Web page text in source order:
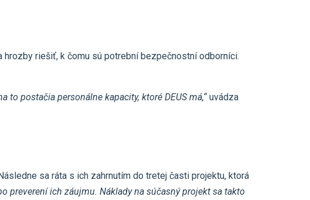
riešiť, k čomu sú potrební bezpečnostní odborníci.
postačia personálne kapacity, ktoré DEUS má,“ uvádza
sa ráta s ich zahrnutím do tretej časti projektu, ktorá
preverení ich záujmu. Náklady na súčasný projekt sa takto